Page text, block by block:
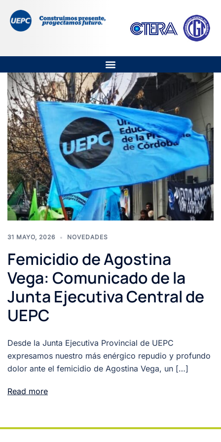
31 MAYO, 2026 NOVEDADES
Femicidio de Agostina
Vega: Comunicado de la
Junta Ejecutiva Central de
UEPC
Desde la Junta Ejecutiva Provincial de UEPC
expresamos nuestro más enérgico repudio y profundo
dolor ante el femicidio de Agostina Vega, un […]
Read more